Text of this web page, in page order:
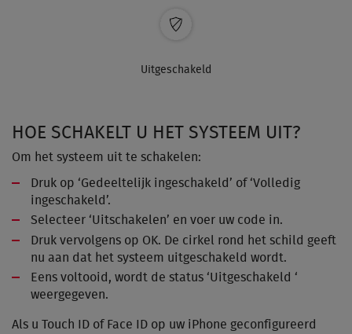
Uitgeschakeld
HOE SCHAKELT U HET SYSTEEM UIT?
Om het systeem uit te schakelen:
Druk op ‘Gedeeltelijk ingeschakeld’ of ‘Volledig
ingeschakeld’.
Selecteer ‘Uitschakelen’ en voer uw code in.
Druk vervolgens op OK. De cirkel rond het schild geeft
nu aan dat het systeem uitgeschakeld wordt.
Eens voltooid, wordt de status ‘Uitgeschakeld ‘
weergegeven.
Als u Touch ID of Face ID op uw iPhone geconfigureerd